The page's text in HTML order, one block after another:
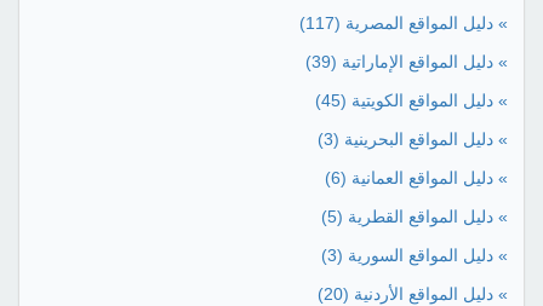
» دليل المواقع المصرية (117)
» دليل المواقع الإماراتية (39)
» دليل المواقع الكويتية (45)
» دليل المواقع البحرينية (3)
» دليل المواقع العمانية (6)
» دليل المواقع القطرية (5)
» دليل المواقع السورية (3)
» دليل المواقع الأردنية (20)